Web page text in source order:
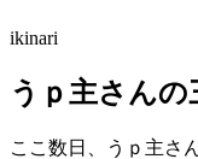
ikinari
うｐ主さん
ここ数日、うｐ主さ